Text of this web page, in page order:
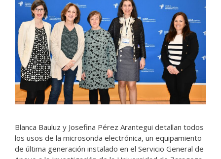
Blanca Bauluz y Josefina Pérez Arantegui detallan todos
los usos de la microsonda electrónica, un equipamiento
de última generación instalado en el Servicio General de